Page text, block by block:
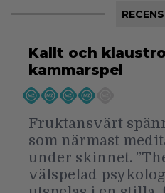
Kallt och
kammarspel
Fruktansvärt
som närmast
under skinnet.
välspelad